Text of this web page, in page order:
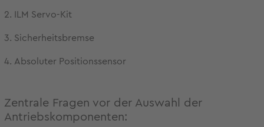
2. ILM Servo-Kit
3. Sicherheitsbremse
4. Absoluter Positionssensor
Zentrale Fragen vor der Auswahl der
Antriebskomponenten: